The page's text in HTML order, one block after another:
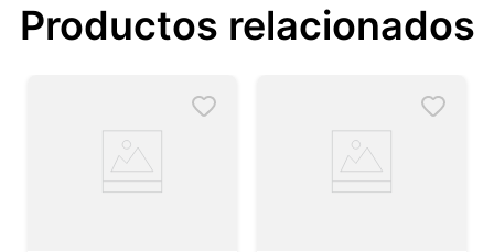
Productos relacionados